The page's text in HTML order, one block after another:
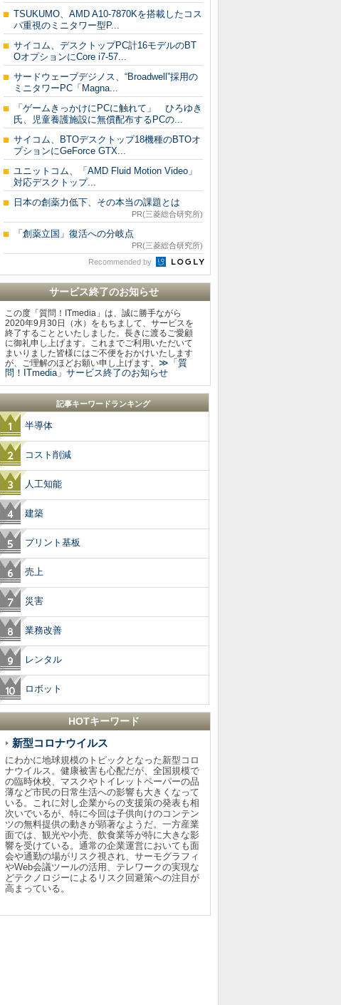
TSUKUMO、AMD A10-7870Kを搭載したコス
パ重視のミニタワー型P...
サイコム、デスクトップPC計16モデルのBT
OオプションにCore i7-57...
サードウェーブデジノス、“Broadwell”採用の
ミニタワーPC「Magna...
「ゲームきっかけにPCに触れて」 ひろゆき
氏、児童養護施設に無償配布するPCの...
サイコム、BTOデスクトップ18機種のBTOオ
プションにGeForce GTX...
ユニットコム、「AMD Fluid Motion Video」
対応デスクトップ...
日本の創薬力低下、その本当の課題とは
PR(三菱総合研究所)
「創薬立国」復活への分岐点
PR(三菱総合研究所)
Recommended by
サービス終了のお知らせ
この度「質問！ITmedia」は、誠に勝手ながら
2020年9月30日（水）をもちまして、サービスを
終了することといたしました。長きに渡るご愛顧
に御礼申し上げます。これまでご利用いただいて
まいりました皆様にはご不便をおかけいたします
が、ご理解のほどお願い申し上げます。 ≫「質
問！ITmedia」サービス終了のお知らせ
記事キーワードランキング
半導体
コスト削減
人工知能
建築
プリント基板
売上
災害
業務改善
レンタル
ロボット
HOTキーワード
新型コロナウイルス
にわかに地球規模のトピックとなった新型コロ
ナウイルス。健康被害も心配だが、全国規模で
の臨時休校、マスクやトイレットペーパーの品
薄など市民の日常生活への影響も大きくなって
いる。これに対し企業からの支援策の発表も相
次いでいるが、特に今回は子供向けのコンテン
ツの無料提供の動きが顕著なようだ。一方産業
面では、観光や小売、飲食業等が特に大きな影
響を受けている。通常の企業運営においても面
会や通勤の場がリスク視され、サーモグラフィ
やWeb会議ツールの活用、テレワークの実現な
どテクノロジーによるリスク回避策への注目が
高まっている。